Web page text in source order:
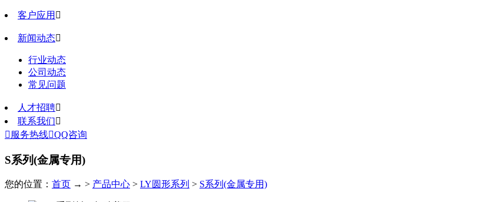
客户应用 
新闻动态
行业动态
公司动态
常见问题
人才招聘
联系我们
 服务热线QQ咨询
S系列(金属专用)
您的位置： 首页 → > 产品中心 > LY圆形系列 > S系列(金属专用)